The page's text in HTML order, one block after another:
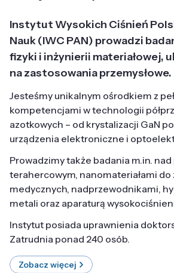
Instytut Wysokich Ciśnień
Nauk (IWC PAN) prowadzi
fizyki i inżynierii materiałowej,
na zastosowania przemysłowe.
Jesteśmy unikalnym ośrodkiem z
kompetencjami w technologii
azotkowych – od krystalizacji GaN
urządzenia elektroniczne i
Prowadzimy także badania m.in.
terahercowym, nanomateriałami do
medycznych, nadprzewodnikami,
metali oraz aparaturą
Instytut posiada uprawnienia
Zatrudnia ponad 240 osób.
Zobacz więcej